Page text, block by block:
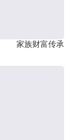
家族财富传承